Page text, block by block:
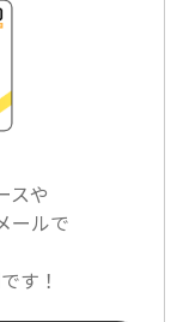
スや
ールで
す！